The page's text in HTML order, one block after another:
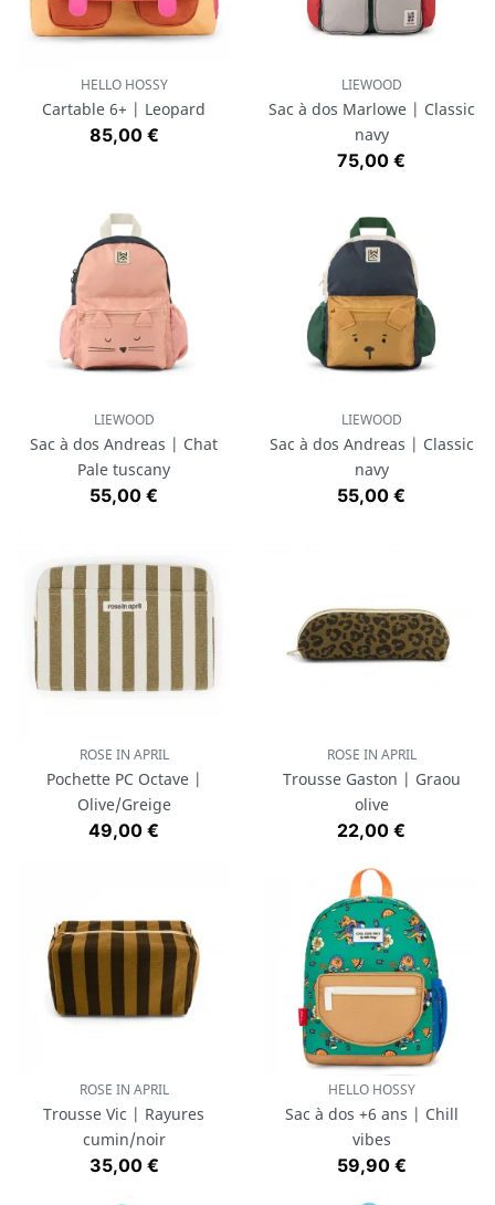
HELLO HOSSY
Cartable 6+ | Leopard
Prix
85,00 €
LIEWOOD
Sac à dos Marlowe | Classic
navy
Prix
75,00 €
LIEWOOD
Sac à dos Andreas | Chat
Pale tuscany
Prix
55,00 €
LIEWOOD
Sac à dos Andreas | Classic
navy
Prix
55,00 €
ROSE IN APRIL
Pochette PC Octave |
Olive/Greige
Prix
49,00 €
ROSE IN APRIL
Trousse Gaston | Graou
olive
Prix
22,00 €
ROSE IN APRIL
Trousse Vic | Rayures
cumin/noir
Prix
35,00 €
HELLO HOSSY
Sac à dos +6 ans | Chill
vibes
Prix
59,90 €